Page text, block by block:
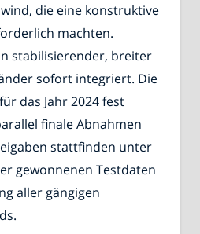
die eine konstruktive
machten.
stabilisierender, breiter
sofort integriert. Die
das Jahr 2024 fest
finale Abnahmen
stattfinden unter
gewonnenen Testdaten
aller gängigen